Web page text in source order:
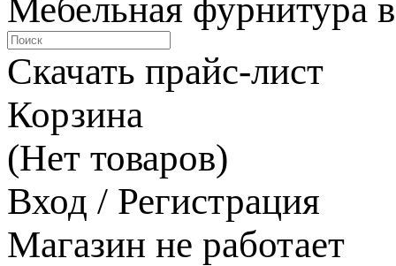
Мебельная фурнитура
Скачать прайс-лист
Корзина
(Нет товаров)
Вход / Регистрация
Магазин не работает